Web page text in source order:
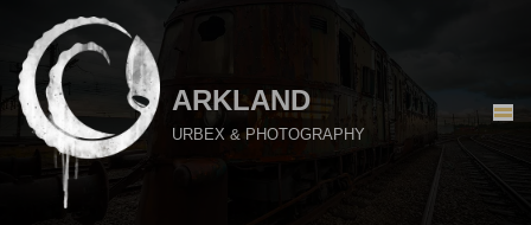
Aller
au
contenu
ARKLAND
URBEX & PHOTOGRAPHY